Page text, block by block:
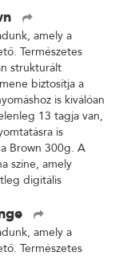
amely a
Természetes
strukturált
biztosítja a
is kiválóan
13 tagja van,
is
Brown 300g. A
színe, amely
digitális
amely a
Természetes